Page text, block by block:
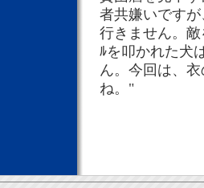
者共嫌いです
行きません。
ﾙを叩かれた犬
ん。今回は、
ね。"